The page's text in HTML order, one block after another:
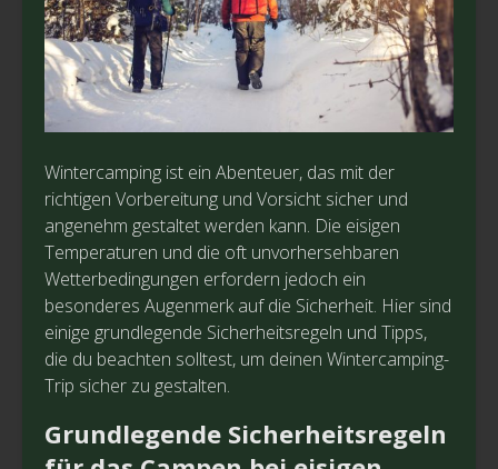
Wintercamping ist ein Abenteuer, das mit der
richtigen Vorbereitung und Vorsicht sicher und
angenehm gestaltet werden kann. Die eisigen
Temperaturen und die oft unvorhersehbaren
Wetterbedingungen erfordern jedoch ein
besonderes Augenmerk auf die Sicherheit. Hier sind
einige grundlegende Sicherheitsregeln und Tipps,
die du beachten solltest, um deinen Wintercamping-
Trip sicher zu gestalten.
Grundlegende Sicherheitsregeln